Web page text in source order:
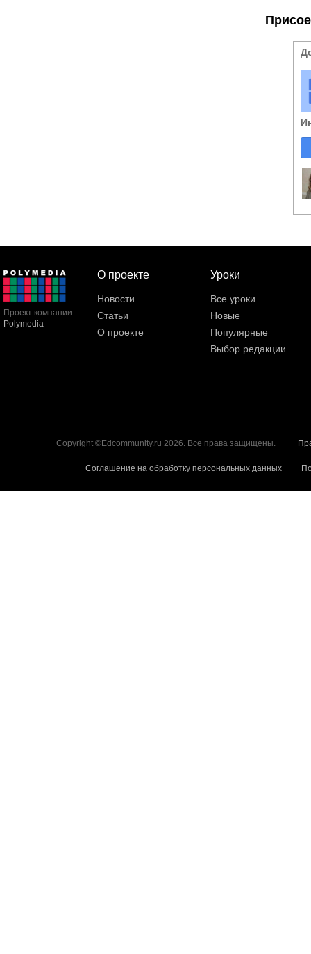
Проект компании
Polymedia
О проекте
Новости
Статьи
О проекте
Уроки
Все уроки
Новые
Популярные
Выбор редакции
Copyright ©Edcommunity.ru 2026. Все права защищены.
Соглашение на обработку персональных данных